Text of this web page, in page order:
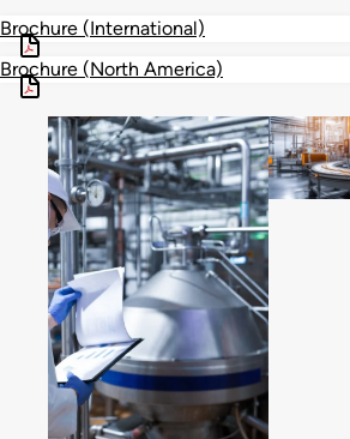
Brochure (International)
Brochure (North America)